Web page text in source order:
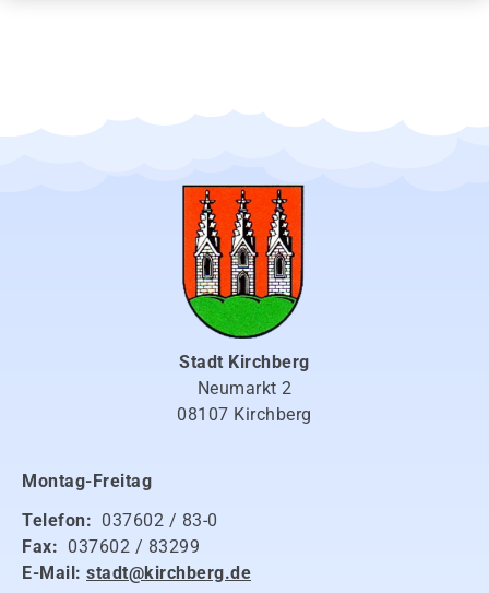
Stadt Kirchberg
Neumarkt 2
08107 Kirchberg
Montag-Freitag
Telefon: 037602 / 83-0
Fax: 037602 / 83299
E-Mail: stadt@kirchberg.de